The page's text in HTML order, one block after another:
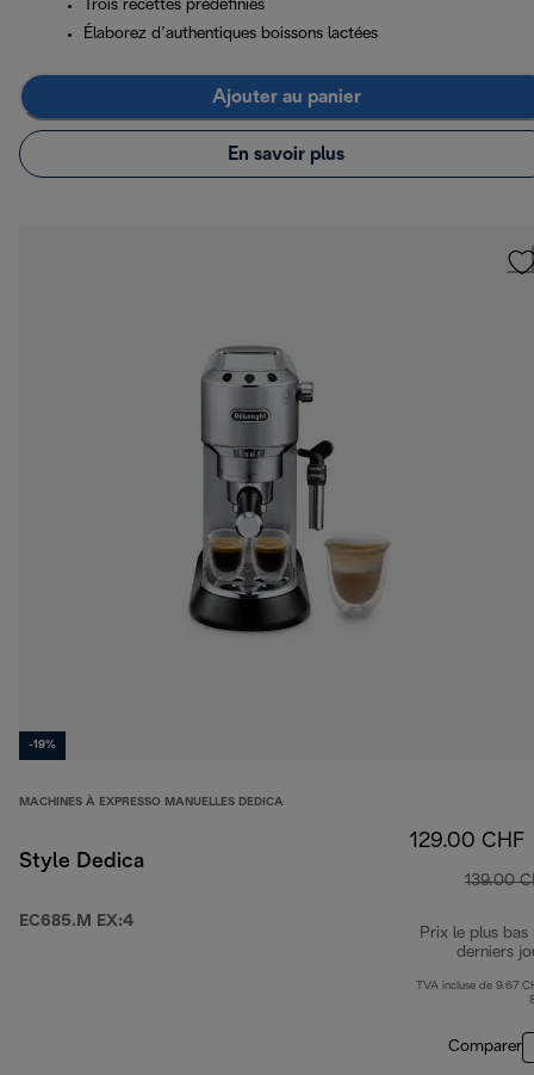
Trois recettes prédéfinies
Élaborez d’authentiques boissons lactées
Ajouter au panier
En savoir plus
-19%
MACHINES À EXPRESSO MANUELLES DEDICA
Style Dedica
EC685.M EX:4
129.00 CHF
139.00
Prix le plus bas
derniers
TVA incluse de 9.67
Comparer